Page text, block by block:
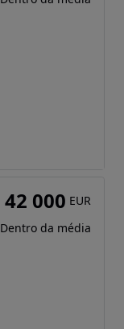
42 000 EUR
Dentro da média